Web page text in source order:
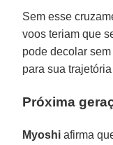
Sem esse
voos teriam que
pode decolar
para sua
Próxima
Myoshi afirma